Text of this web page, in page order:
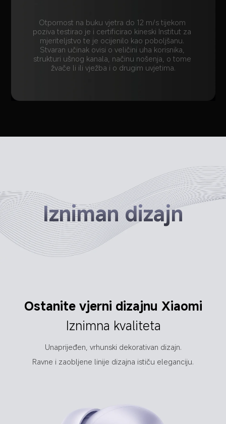
Otpornost na buku vjetra do 12 m/s tijekom
poziva testirao je i certificirao kineski Institut za
mjeriteljstvo te je ocijenilo kao poboljšanu.
Stvaran učinak ovisi o veličini uha korisnika,
strukturi ušnog kanala, načinu nošenja, o tome
žvače li ili vježba i o drugim uvjetima.
Izniman dizajn
Ostanite vjerni dizajnu Xiaomi
Iznimna kvaliteta
Unaprijeđen, vrhunski dekorativan dizajn.
Ravne i zaobljene linije dizajna ističu eleganciju.
Optimiziran oblik za bolje
pristajanje u uhu
Poboljšan oblik za veću
udobnost